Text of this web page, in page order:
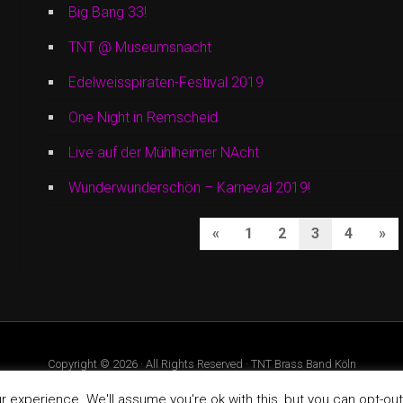
Big Bang 33!
TNT @ Museumsnacht
Edelweisspiraten-Festival 2019
One Night in Remscheid
Live auf der Mühlheimer NAcht
Wunderwunderschön – Karneval 2019!
BEITRÄGE
Previous
« 1 2 3 4
Next
»
Copyright © 2026 · All Rights Reserved · TNT Brass Band Köln
We'll assume you're ok with this, but you can opt-out